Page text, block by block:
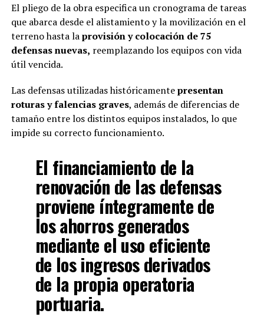
El pliego de la obra especifica un cronograma de tareas
que abarca desde el alistamiento y la movilización en el
terreno hasta laprovisión y colocación de 75
defensas nuevas, reemplazando los equipos con vida
útil vencida.
Las defensas utilizadas históricamentepresentan
roturas y falencias graves, además de diferencias de
tamaño entre los distintos equipos instalados, lo que
impide su correcto funcionamiento.
El financiamiento de la
renovación de las defensas
proviene íntegramente de
los ahorros generados
mediante el uso eficiente
de los ingresos derivados
de la propia operatoria
portuaria.